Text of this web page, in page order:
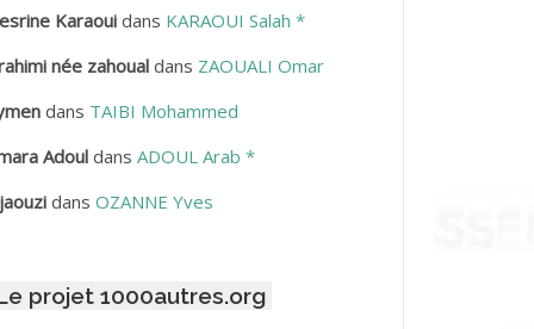
Haciba
Mohamed Hamoud*
Mohamed *
Ahmed
Karaouidans KARAOUI Salah *
née zahoualdans ZAOUALI Omar
dans TAIBI Mohammed
Adouldans ADOUL Arab *
dans OZANNE Yves
projet 1000autres.org